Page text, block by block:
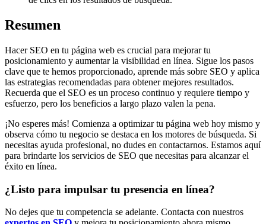
Resumen
Hacer SEO en tu página web es crucial para mejorar tu
posicionamiento y aumentar la visibilidad en línea. Sigue los pasos
clave que te hemos proporcionado, aprende más sobre SEO y aplica
las estrategias recomendadas para obtener mejores resultados.
Recuerda que el SEO es un proceso continuo y requiere tiempo y
esfuerzo, pero los beneficios a largo plazo valen la pena.
¡No esperes más! Comienza a optimizar tu página web hoy mismo y
observa cómo tu negocio se destaca en los motores de búsqueda. Si
necesitas ayuda profesional, no dudes en contactarnos. Estamos aquí
para brindarte los servicios de SEO que necesitas para alcanzar el
éxito en línea.
¿Listo para impulsar tu presencia en línea?
No dejes que tu competencia se adelante. Contacta con nuestros